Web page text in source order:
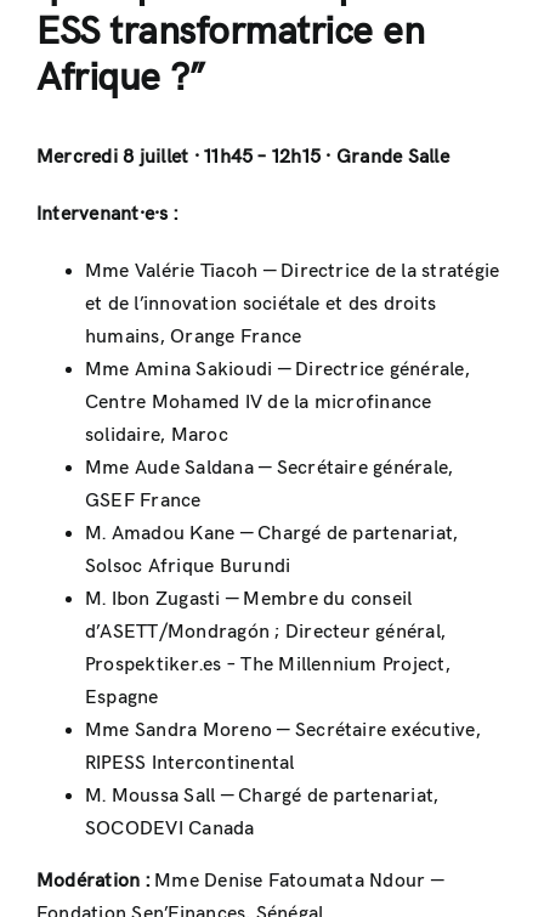
ESS transformatrice en
Afrique ?”
Mercredi 8 juillet · 11h45 – 12h15 · Grande Salle
Intervenant·e·s :
Mme Valérie Tiacoh — Directrice de la stratégie
et de l’innovation sociétale et des droits
humains, Orange France
Mme Amina Sakioudi — Directrice générale,
Centre Mohamed IV de la microfinance
solidaire, Maroc
Mme Aude Saldana — Secrétaire générale,
GSEF France
M. Amadou Kane — Chargé de partenariat,
Solsoc Afrique Burundi
M. Ibon Zugasti — Membre du conseil
d’ASETT/Mondragón ; Directeur général,
Prospektiker.es – The Millennium Project,
Espagne
Mme Sandra Moreno — Secrétaire exécutive,
RIPESS Intercontinental
M. Moussa Sall — Chargé de partenariat,
SOCODEVI Canada
Modération :Mme Denise Fatoumata Ndour —